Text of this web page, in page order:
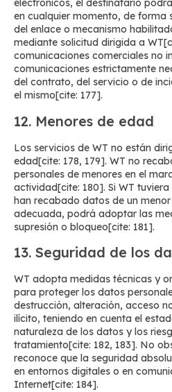
electrónicos, el destinatario
en cualquier momento, de forma
del enlace o mecanismo
mediante solicitud dirigida a
comunicaciones comerciales no
comunicaciones estrictamente
del contrato, del servicio o de
el mismo[cite: 177].
12. Menores de edad
Los servicios de WT no están
edad[cite: 178, 179]. WT no
personales de menores en el
actividad[cite: 180]. Si WT
han recabado datos de un
adecuada, podrá adoptar las
supresión o bloqueo[cite: 181].
13. Seguridad de los
WT adopta medidas técnicas y
para proteger los datos
destrucción, alteración, acceso
ilícito, teniendo en cuenta el
naturaleza de los datos y los
tratamiento[cite: 182, 183]. No
reconoce que la seguridad
en entornos digitales o en
Internet[cite: 184].